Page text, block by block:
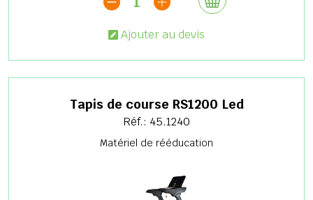
Ajouter au devis
Tapis de course RS1200 Led
Réf.: 45.1240
Matériel de rééducation